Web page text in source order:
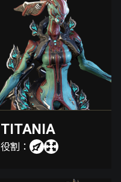
TITANIA
役割：